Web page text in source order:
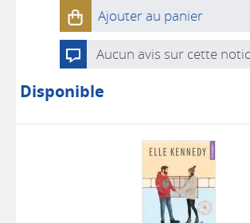
Ajouter au panier
Aucun avis sur cette
Disponible